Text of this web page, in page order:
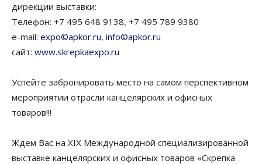
дирекции выставки:
Телефон: +7 495 648 9138, +7 495 789 9380
e-mail: expo©apkor.ru, info©apkor.ru
сайт: www.skrepkaexpo.ru
Успейте забронировать место на самом перспективном
мероприятии отрасли канцелярских и офисных
товаров!!!
Ждем Вас на XIX Международной специализированной
выставке канцелярских и офисных товаров «Скрепка